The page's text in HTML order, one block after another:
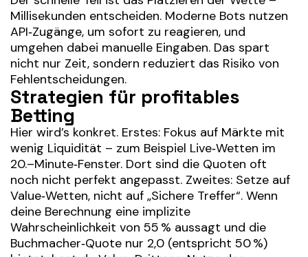
Millisekunden entscheiden. Moderne Bots nutzen
API‑Zugänge, um sofort zu reagieren, und
umgehen dabei manuelle Eingaben. Das spart
nicht nur Zeit, sondern reduziert das Risiko von
Fehlentscheidungen.
Strategien für profitables
Betting
Hier wird’s konkret. Erstes: Fokus auf Märkte mit
wenig Liquidität – zum Beispiel Live‑Wetten im
20.–Minute‑Fenster. Dort sind die Quoten oft
noch nicht perfekt angepasst. Zweites: Setze auf
Value‑Wetten, nicht auf „Sichere Treffer“. Wenn
deine Berechnung eine implizite
Wahrscheinlichkeit von 55 % aussagt und die
Buchmacher‑Quote nur 2,0 (entspricht 50 %)